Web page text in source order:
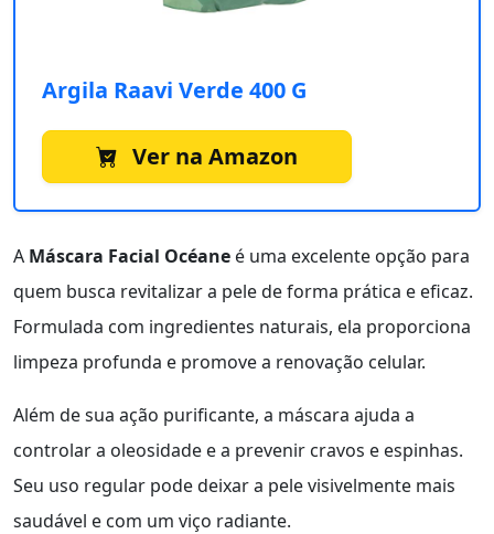
Argila Raavi Verde 400 G
Ver na Amazon
A Máscara Facial Océane é uma excelente opção para
quem busca revitalizar a pele de forma prática e eficaz.
Formulada com ingredientes naturais, ela proporciona
limpeza profunda e promove a renovação celular.
Além de sua ação purificante, a máscara ajuda a
controlar a oleosidade e a prevenir cravos e espinhas.
Seu uso regular pode deixar a pele visivelmente mais
saudável e com um viço radiante.